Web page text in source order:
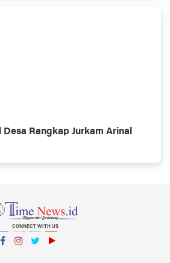
Rangkap Jurkam Arinal
CONNECT WITH US